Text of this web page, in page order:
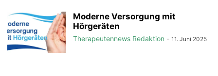
Moderne Versorgung mit
Hörgeräten
Therapeutennews Redaktion - 11. Juni 2025